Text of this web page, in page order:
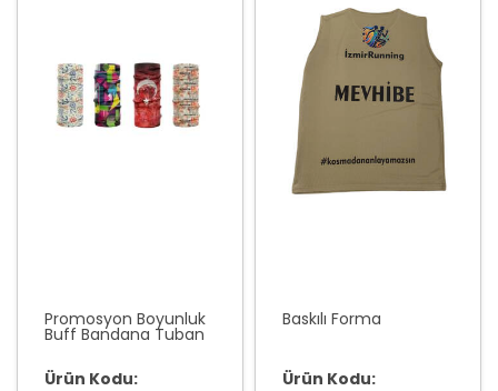
Promosyon Boyunluk
Buff Bandana Tuban
Ürün Kodu:
Baskılı Forma
Ürün Kodu: